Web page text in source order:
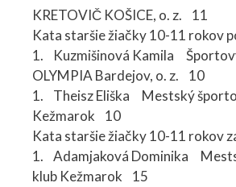
KRETOVIČ KOŠICE, o. z. 11
Kata staršie žiačky 10-11 rokov
1. Kuzmišinová Kamila
OLYMPIA Bardejov, o. z. 10
1. Theisz Eliška Mestský
Kežmarok 10
Kata staršie žiačky 10-11 rokov
1. Adamjaková Dominika
klub Kežmarok 15